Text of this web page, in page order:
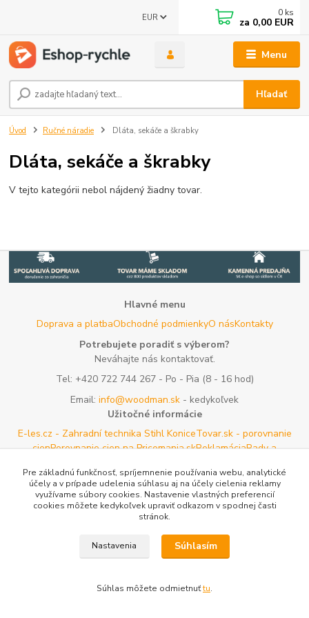
Menu
EUR
Hľadať
0 ks
za 0,00 EUR
Úvod Ručné náradie Dláta, sekáče a škrabky
Dláta, sekáče a škrabky
V tejto kategórii nebol nájdený žiadny tovar.
Hlavné menu
Doprava a platbaObchodné podmienkyO násKontakty
Potrebujete poradiť s výberom?
Neváhajte nás kontaktovať.
Tel: +420 722 744 267- Po - Pia (8 - 16 hod)
Email: info@woodman.sk - kedykoľvek
Užitočné informácie
E-les.cz - Zahradní technika Stihl KoniceTovar.sk - porovnanie
cienPorovnanie cien na Pricemania.skReklamáciaRady a
Vytvorené na Eshop-rychlo.sk
Pre základnú funkčnosť, spríjemnenie používania webu, analytické
účely a v prípade udelenia súhlasu aj na účely cielenia reklamy
využívame súbory cookies. Nastavenie vlastných preferencií
cookies môžete kedykoľvek upraviť odkazom v spodnej časti
stránok.
Nastavenia Súhlasím
Súhlas môžete odmietnuťtu.